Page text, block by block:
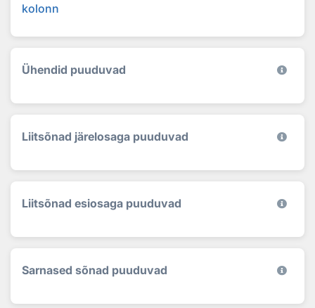
kolonn
Ühendid puuduvad
Liitsõnad järelosaga puuduvad
Liitsõnad esiosaga puuduvad
Sarnased sõnad puuduvad